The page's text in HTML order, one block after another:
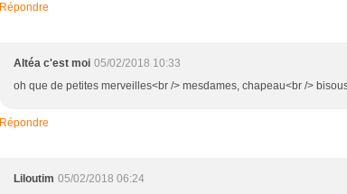
Répondre
Altéa c'est moi 05/02/2018 10:33
oh que de petites merveilles<br /> mesdames, chapeau<br />
Répondre
Liloutim 05/02/2018 06:24